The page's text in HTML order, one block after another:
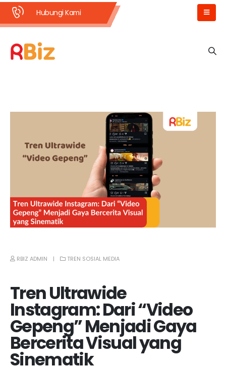
Hubungi Kami
RBIZ ADMIN TREN SOSIAL MEDIA
Tren Ultrawide
Instagram: Dari “Video
Gepeng” Menjadi Gaya
Bercerita Visual yang
Sinematik